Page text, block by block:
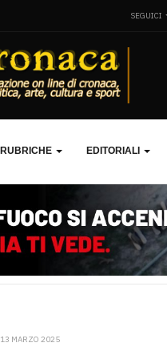
SEGUICI
RUBRICHE EDITORIALI
13 MARZO 2025